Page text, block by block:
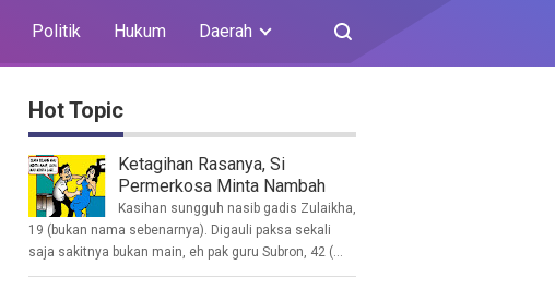
Politik Hukum Daerah
Hot Topic
Ketagihan Rasanya, Si
Permerkosa Minta Nambah
Kasihan sungguh nasib gadis Zulaikha,
19 (bukan nama sebenarnya). Digauli paksa sekali
saja sakitnya bukan main, eh pak guru Subron, 42 (...